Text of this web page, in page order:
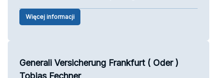
Więcej informacji
Generali Versicherung Frankfurt ( Oder )
Tobias Fechner